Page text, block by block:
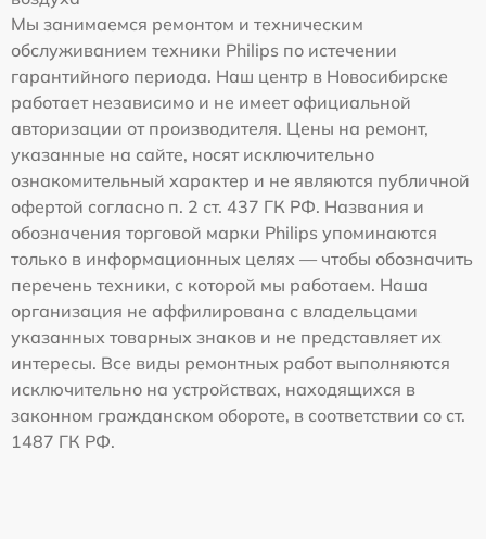
Мы занимаемся ремонтом и техническим
обслуживанием техники Philips по истечении
гарантийного периода. Наш центр в Новосибирске
работает независимо и не имеет официальной
авторизации от производителя. Цены на ремонт,
указанные на сайте, носят исключительно
ознакомительный характер и не являются публичной
офертой согласно п. 2 ст. 437 ГК РФ. Названия и
обозначения торговой марки Philips упоминаются
только в информационных целях — чтобы обозначить
перечень техники, с которой мы работаем. Наша
организация не аффилирована с владельцами
указанных товарных знаков и не представляет их
интересы. Все виды ремонтных работ выполняются
исключительно на устройствах, находящихся в
законном гражданском обороте, в соответствии со ст.
1487 ГК РФ.